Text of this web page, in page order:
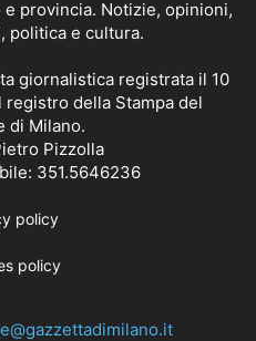
provincia. Notizie, opinioni,
politica e cultura.
giornalistica registrata il 10
della Stampa del
di Milano.
Pizzolla
351.5646236
policy
policy